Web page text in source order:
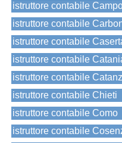
istruttore contabile
istruttore contabile
istruttore contabile
istruttore contabile
istruttore contabile
istruttore contabile Chieti
istruttore contabile Como
istruttore contabile